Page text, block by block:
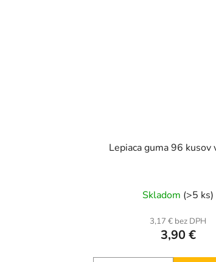
Lepiaca guma 96 kusov
Skladom (>5 ks)
3,17 € bez DPH
3,90 €